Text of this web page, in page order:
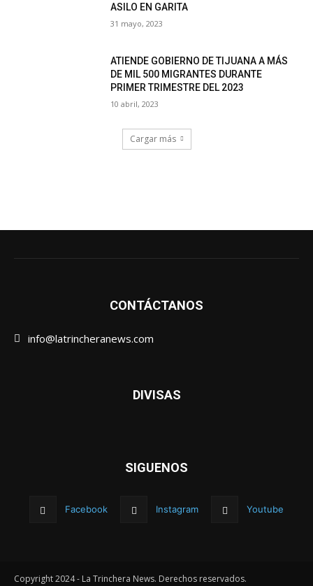
ASILO EN GARITA
31 mayo, 2023
ATIENDE GOBIERNO DE TIJUANA A MÁS
DE MIL 500 MIGRANTES DURANTE
PRIMER TRIMESTRE DEL 2023
10 abril, 2023
Cargar más
CONTÁCTANOS
info@latrincheranews.com
DIVISAS
SIGUENOS
Facebook Instagram Youtube
Copyright 2024 - La Trinchera News. Derechos reservados.